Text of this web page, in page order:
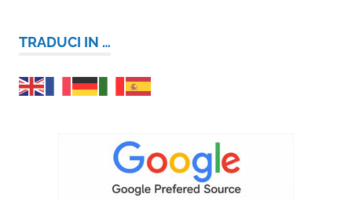
TRADUCI IN …